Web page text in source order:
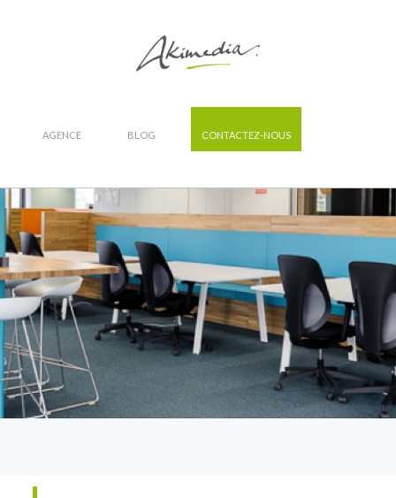
AGENCE BLOG CONTACTEZ-NOUS